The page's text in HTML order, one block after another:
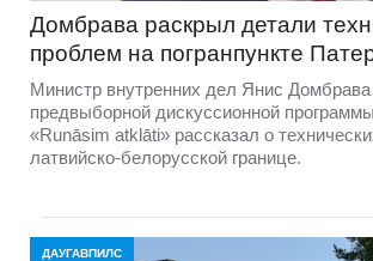
Домбравa раскрыл детали
проблем на погранпункте
Министр внутренних дел Янис
предвыборной дискуссионной
«Runāsim atklāti» рассказал о
латвийско-белорусской границе.
ДАУГАВПИЛС